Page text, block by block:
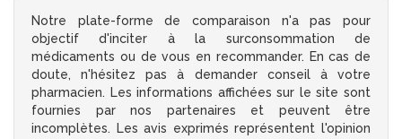
Notre plate-forme de comparaison n'a pas pour
objectif d'inciter à la surconsommation de
médicaments ou de vous en recommander. En cas de
doute, n'hésitez pas à demander conseil à votre
pharmacien. Les informations affichées sur le site sont
fournies par nos partenaires et peuvent être
incomplètes. Les avis exprimés représentent l'opinion